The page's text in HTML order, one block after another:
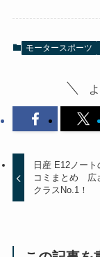
モータースポーツ
日産 E12ノート
コミまとめ 広
クラスNo.1！